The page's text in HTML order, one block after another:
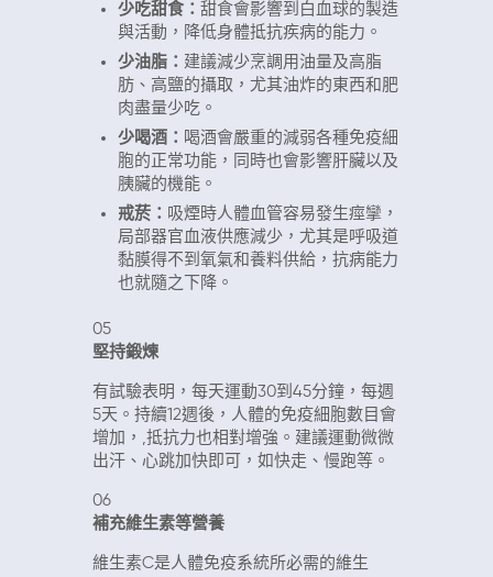
少吃甜食： 甜食會影響到白血球的製造
與活動，降低身體抵抗疾病的能力。
少油脂： 建議減少烹調用油量及高脂
肪、高鹽的攝取，尤其油炸的東西和肥
肉盡量少吃。
少喝酒： 喝酒會嚴重的減弱各種免疫細
胞的正常功能，同時也會影響肝臟以及
胰臟的機能。
戒菸： 吸煙時人體血管容易發生痙攣，
局部器官血液供應減少，尤其是呼吸道
黏膜得不到氧氣和養料供給，抗病能力
也就隨之下降。
05
堅持鍛煉
有試驗表明，每天運動30到45分鐘，每週
5天。持續12週後，人體的免疫細胞數目會
增加，,抵抗力也相對增強。建議運動微微
出汗、心跳加快即可，如快走、慢跑等。
06
補充維生素等營養
維生素C是人體免疫系統所必需的維生